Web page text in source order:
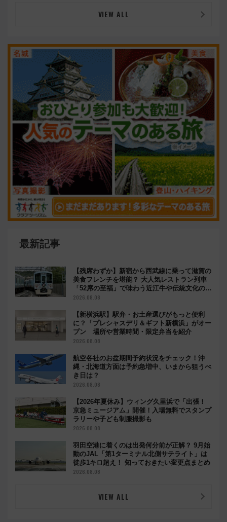
VIEW ALL
最新記事
【残席わずか】新宿から西武線に乗って滋賀の
美食フレンチを堪能？ 大人気レストラン列車
「52席の至福」で味わう近江牛や伝統文化の特
別コラボ
2026.08.08
【新横浜駅】駅弁・お土産選びがもっと便利
に？「プレシャスデリ＆ギフト新横浜」がオー
プン 場所や営業時間・限定弁当を紹介
2026.08.08
航空各社のお盆期間予約状況をチェック！沖
縄・北海道方面は予約急増中、いまから狙うべ
き日は？
2026.08.08
【2026年夏休み】ウィング久里浜で「出張！
京急ミュージアム」開催！入場無料でスタンプ
ラリーや子ども制服撮影も
2026.08.08
羽田空港に着くのは出発何分前が正解？ 9月始
動のJAL「第1ターミナル北側サテライト」は
徒歩1キロ超え！ 知っておきたい変更点まとめ
2026.08.08
VIEW ALL